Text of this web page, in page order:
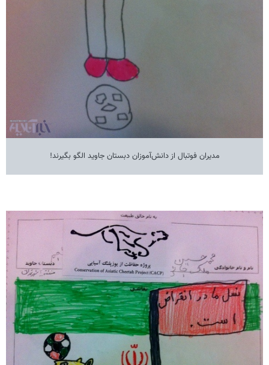
مدیران فوتبال از دانش‌آموزان دبستان جاوید الگو بگیرند!